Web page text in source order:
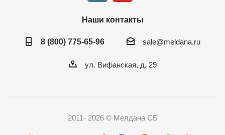
Наши контакты
8 (800) 775-65-96 sale@meldana.ru
ул. Вифанская, д. 29
2011- 2026 © Мелдана СБ